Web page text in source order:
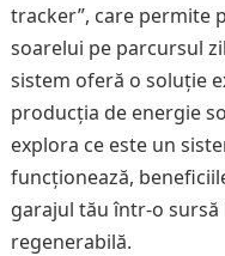
tracker”, care permite
soarelui pe parcursul
sistem oferă o soluție
producția de energie
explora ce este un
funcționează,
garajul tău într-o
regenerabilă.